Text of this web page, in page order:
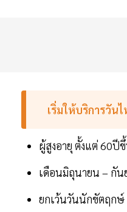
เริ่มให้บริการวัน
ผู้สูงอายุ ตั้งแต่ 60ปี
เดือนมิถุนายน – กัน
ยกเว้นวันนักขัตฤกษ์